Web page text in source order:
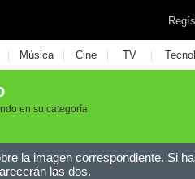
| Música | Cine | TV |
en su categoría
la imagen correspondiente. Si
las dos.